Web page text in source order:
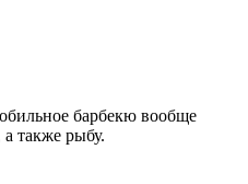
барбекю вообще
также рыбу.